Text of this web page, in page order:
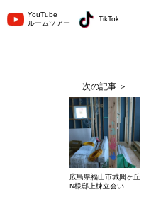
YouTube
ルームツアー
TikTok
広島県福山市城興ヶ丘
N様邸上棟立会い